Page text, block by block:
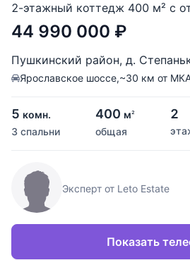
2-этажный коттедж 400 м² с
44 990 000 ₽
Пушкинский район, д.
Ярославское шоссе,~30 км от
5 комн.
3 спальни
400 м2
общая
2
Эксперт от Leto Estate
Показать